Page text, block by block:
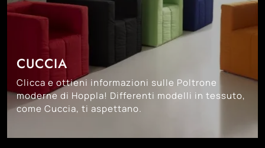
CUCCIA
Clicca e ottieni informazioni sulle Poltrone
moderne di Hoppla! Differenti modelli in tessuto,
come Cuccia, ti aspettano.